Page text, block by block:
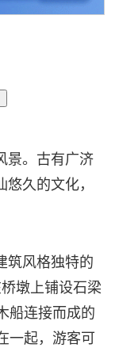
景。古有广济
久的文化，
筑风格独特的
墩上铺设石梁
船连接而成的
一起，游客可